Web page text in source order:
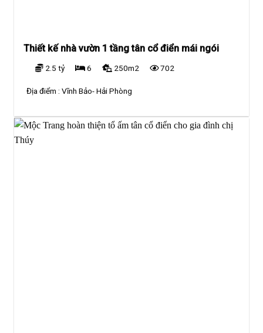
Thiết kế nhà vườn 1 tầng tân cổ điển mái ngói
2.5 tỷ 6 250m2 702
Địa điểm :Vĩnh Bảo- Hải Phòng